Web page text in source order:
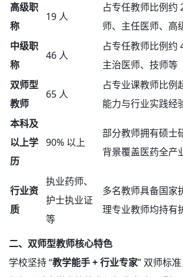
高级职
称
19 人
占专任教师比例约
师、主任医师、高
中级职
称
46 人
占专任教师比例约
主治医师、技师等
双师型
教师
65 人
占专业课教师比例
能力与行业实践经
本科及
以上学
历
90% 以上
部分教师拥有硕士
背景覆盖医药全产
行业资
质
执业药师、
护士执业证
等
多名教师具备国家
理专业教师均持有
二、双师型教师核心特色
学校坚持 “教学能手 + 行业专家” 双师标